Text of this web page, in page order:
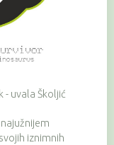
- uvala Školjić
iznimnih